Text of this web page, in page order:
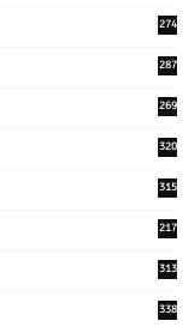
274
287
269
320
315
217
313
338